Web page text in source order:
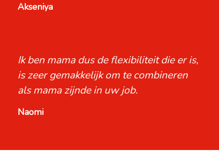
Akseniya
Ik ben mama dus de flexibiliteit die er is,
is zeer gemakkelijk om te combineren
als mama zijnde in uw job.
Naomi